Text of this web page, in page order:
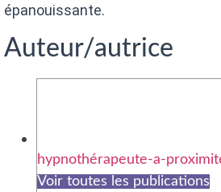
épanouissante.
Auteur/autrice
hypnothérapeute-a-
Voir toutes les publications